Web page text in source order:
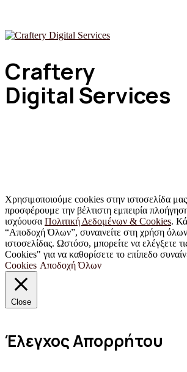
Craftery
Digital Services
Χρησιμοποιούμε cookies στην ιστοσελίδα
προσφέρουμε την βέλτιστη εμπειρία
ισχύουσα Πολιτική Δεδομένων & Cookies.
“Αποδοχή Όλων”, συναινείτε στη χρήση
ιστοσελίδας. Ωστόσο, μπορείτε να ελέγξετε
Cookies" για να καθορίσετε το επίπεδο
Cookies Αποδοχή Όλων
Close
Έλεγχος Απορρήτου